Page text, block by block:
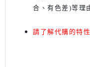
合、有色差)等理
請了解代購的特